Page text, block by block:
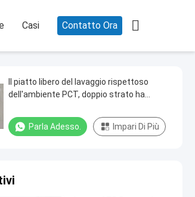
Casi Contatto Ora 
Il piatto libero del lavaggio rispettoso
dell'ambiente PCT, doppio strato ha
Parla Adesso. Impari Di Più